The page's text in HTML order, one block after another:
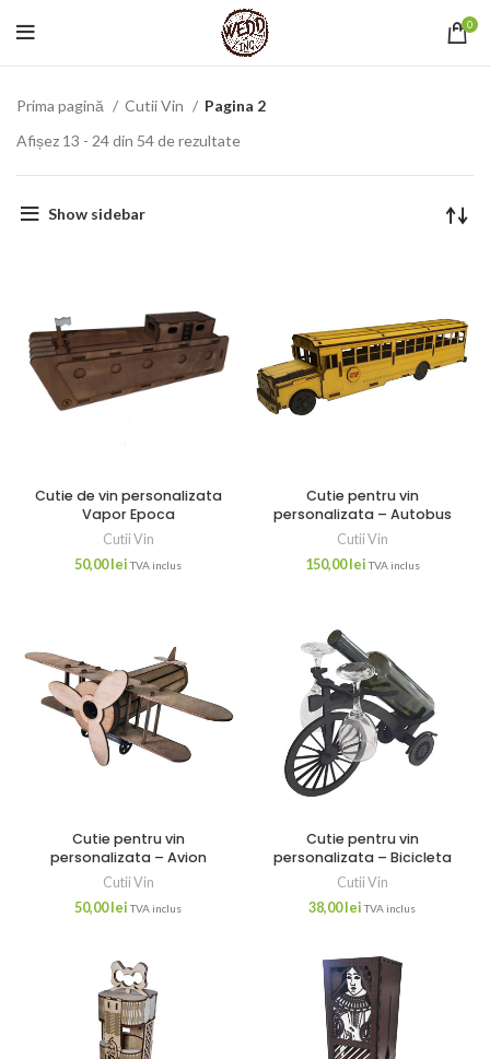
0
Prima pagină Cutii Vin
Pagina 2
Afișez 13 - 24 din 54 de rezultate
Show sidebar
Cutie de vin personalizata
Vapor Epoca
Cutii Vin
50,00 lei TVA inclus
Cutie pentru vin
personalizata – Autobus
Cutii Vin
150,00 lei TVA inclus
Cutie pentru vin
personalizata – Avion
Cutii Vin
50,00 lei TVA inclus
Cutie pentru vin
personalizata – Bicicleta
Cutii Vin
38,00 lei TVA inclus